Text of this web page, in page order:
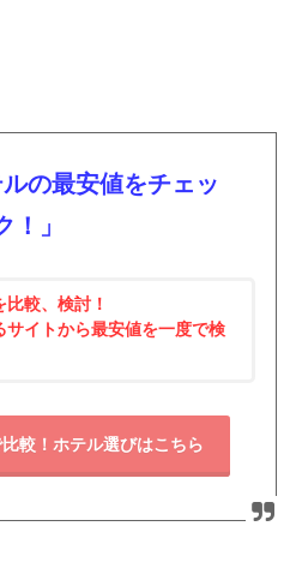
ルの最安値をチェッ
！」
較、検討！
サイトから最安値を一度で検
較！ホテル選びはこちら